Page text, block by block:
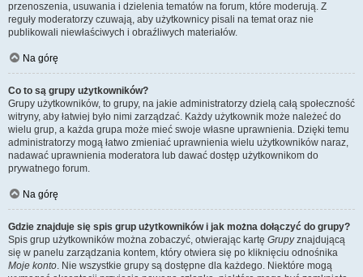
przenoszenia, usuwania i dzielenia tematów na forum, które moderują. Z
reguły moderatorzy czuwają, aby użytkownicy pisali na temat oraz nie
publikowali niewłaściwych i obraźliwych materiałów.
Na górę
Co to są grupy użytkowników?
Grupy użytkowników, to grupy, na jakie administratorzy dzielą całą społeczność
witryny, aby łatwiej było nimi zarządzać. Każdy użytkownik może należeć do
wielu grup, a każda grupa może mieć swoje własne uprawnienia. Dzięki temu
administratorzy mogą łatwo zmieniać uprawnienia wielu użytkowników naraz,
nadawać uprawnienia moderatora lub dawać dostęp użytkownikom do
prywatnego forum.
Na górę
Gdzie znajduje się spis grup użytkowników i jak można dołączyć do grupy?
Spis grup użytkowników można zobaczyć, otwierając kartę Grupyznajdującą
się w panelu zarządzania kontem, który otwiera się po kliknięciu odnośnika
Moje konto. Nie wszystkie grupy są dostępne dla każdego. Niektóre mogą